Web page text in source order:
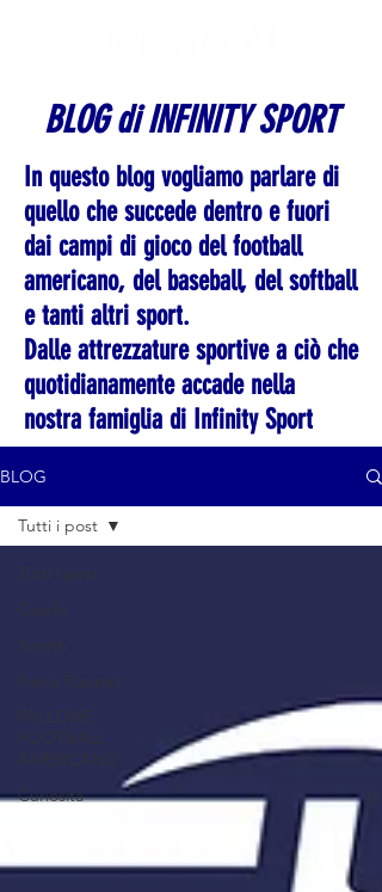
BLOG di INFINITY SPORT
In questo blog vogliamo parlare di
quello che succede dentro e fuori
dai campi di gioco del football
americano, del baseball, del softball
e tanti altri sport.
Dalle attrezzature sportive a ciò che
quotidianamente accade nella
nostra famiglia di Infinity Sport
BLOG
Tutti i post
Caschi
Xenith
Fanta Puppet
PALLONE
FOOTBALL
AMERICANO
Curiosità
Tutti i post